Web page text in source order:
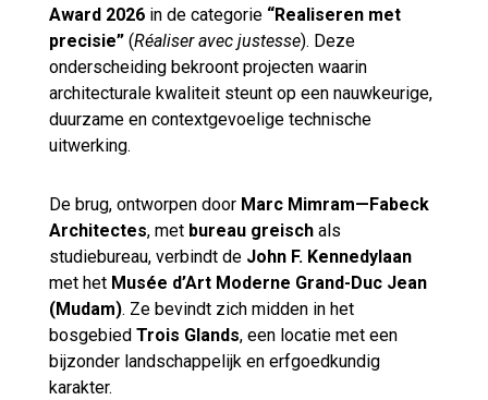
Award 2026in de categorie “Realiseren met
precisie”(Réaliser avec justesse). Deze
onderscheiding bekroont projecten waarin
architecturale kwaliteit steunt op een nauwkeurige,
duurzame en contextgevoelige technische
uitwerking.
De brug, ontworpen door Marc Mimram—Fabeck
Architectes, met bureau greischals
studiebureau, verbindt de John F. Kennedylaan
met het Musée d’Art Moderne Grand-Duc Jean
(Mudam). Ze bevindt zich midden in het
bosgebied Trois Glands, een locatie met een
bijzonder landschappelijk en erfgoedkundig
karakter.